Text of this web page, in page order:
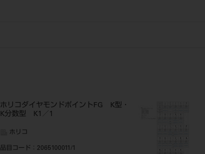
ホリコダイヤモンドポイントFG K型・
K分数型 K1／1
ホリコ
品目コード ：2065100011/1